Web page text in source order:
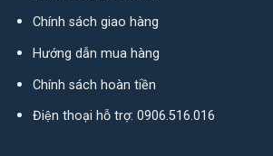
Chính sách giao hàng
Hướng dẫn mua hàng
Chính sách hoàn tiền
Điện thoại hỗ trợ: 0906.516.016